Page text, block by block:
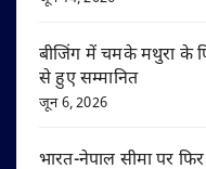
बीजिंग में चमके मथुरा के
से हुए सम्मानित
जून 6, 2026
भारत-नेपाल सीमा पर